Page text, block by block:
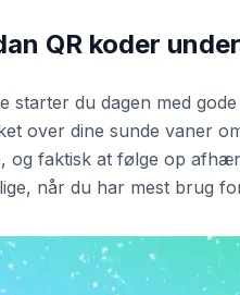
QR koder
starter du dagen med
over dine sunde vaner
og faktisk at følge op
når du har mest brug